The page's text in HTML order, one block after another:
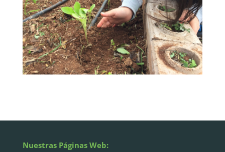
Nuestras Páginas Web: